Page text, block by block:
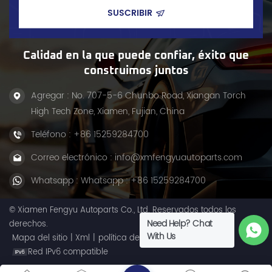
una conducción segura. Su
OEM garantiza un ajuste
fiable para diversas
configuraciones de motor,
incluyendo las versiones de
rendimiento de dirección
como fuera de ella. Fácil
de instalar y de gran
resistencia, es el repuesto
perfecto para el
mantenimiento del sistema
de dirección de su
camioneta.
Calidad en la que puede confiar, éxito que
construimos juntos
Agregar : No. 707-5-6 Chunbo Road, Xiangan Torch
High Tech Zone, Xiamen, Fujian, China
Teléfono : +86 15259284700
Correo electrónico : info@xmfengyuautoparts.com
Whatsapp : Whatsapp : +86 15259284700
© Xiamen Fengyu Autoparts Co., Ltd. Reservados todos los
derechos.
Mapa del sitio | Xml | política de privacidad
Red IPv6 compatible
Need Help? Chat
With Us